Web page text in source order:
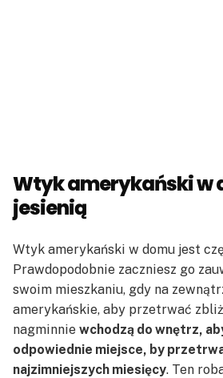
Wtyk amerykański w
jesienią
Wtyk amerykański w domu jest
Prawdopodobnie zaczniesz go
swoim mieszkaniu, gdy na
amerykańskie, aby przetrwać
nagminnie wchodzą do wnętrz,
odpowiednie miejsce, by
najzimniejszych miesięcy. Ten